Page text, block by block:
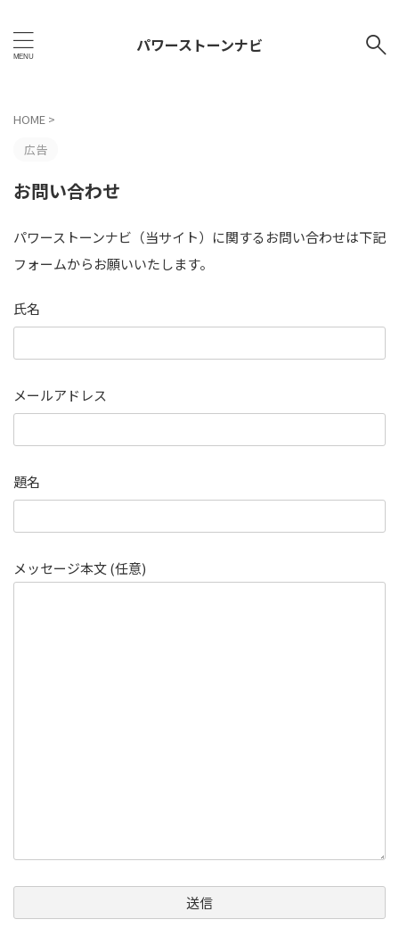
パワーストーンナビ
HOME >
広告
お問い合わせ
パワーストーンナビ（当サイト）に関するお問い合わせは下記
フォームからお願いいたします。
氏名
メールアドレス
題名
メッセージ本文 (任意)